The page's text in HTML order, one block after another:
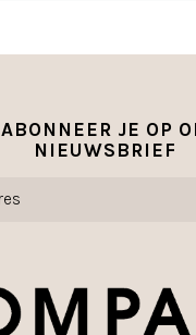
ABONNEER JE OP
NIEUWSBRIEF